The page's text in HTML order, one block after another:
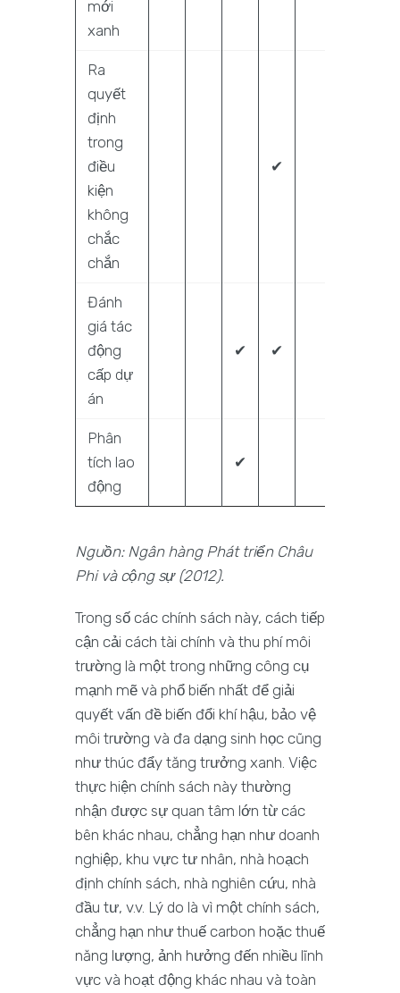
mới
xanh
Ra
quyết
định
trong
điều
kiện
không
chắc
chắn
✔
Đánh
giá tác
động
cấp dự
án
✔ ✔
Phân
tích lao
động
✔
Nguồn: Ngân hàng Phát triển Châu
Phi và cộng sự (2012).
Trong số các chính sách này, cách tiếp
cận cải cách tài chính và thu phí môi
trường là một trong những công cụ
mạnh mẽ và phổ biến nhất để giải
quyết vấn đề biến đổi khí hậu, bảo vệ
môi trường và đa dạng sinh học cũng
như thúc đẩy tăng trưởng xanh. Việc
thực hiện chính sách này thường
nhận được sự quan tâm lớn từ các
bên khác nhau, chẳng hạn như doanh
nghiệp, khu vực tư nhân, nhà hoạch
định chính sách, nhà nghiên cứu, nhà
đầu tư, v.v. Lý do là vì một chính sách,
chẳng hạn như thuế carbon hoặc thuế
năng lượng, ảnh hưởng đến nhiều lĩnh
vực và hoạt động khác nhau và toàn